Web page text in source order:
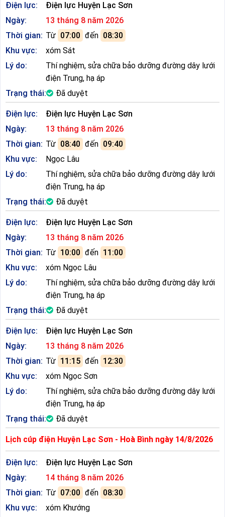
Điện lực:
Điện lực Huyện Lạc Sơn
Ngày:
13 tháng 8 năm 2026
Thời gian: Từ 07:00 đến 08:30
Khu vực:
xóm Sát
Lý do:
Thí nghiệm, sửa chữa bảo dưỡng đường dây lưới
điện Trung, hạ áp
Trạng thái:
Đã duyệt
Điện lực:
Điện lực Huyện Lạc Sơn
Ngày:
13 tháng 8 năm 2026
Thời gian: Từ 08:40 đến 09:40
Khu vực:
Ngọc Lâu
Lý do:
Thí nghiệm, sửa chữa bảo dưỡng đường dây lưới
điện Trung, hạ áp
Trạng thái:
Đã duyệt
Điện lực:
Điện lực Huyện Lạc Sơn
Ngày:
13 tháng 8 năm 2026
Thời gian: Từ 10:00 đến 11:00
Khu vực:
xóm Ngọc Lâu
Lý do:
Thí nghiệm, sửa chữa bảo dưỡng đường dây lưới
điện Trung, hạ áp
Trạng thái:
Đã duyệt
Điện lực:
Điện lực Huyện Lạc Sơn
Ngày:
13 tháng 8 năm 2026
Thời gian: Từ 11:15 đến 12:30
Khu vực:
xóm Ngọc Sơn
Lý do:
Thí nghiệm, sửa chữa bảo dưỡng đường dây lưới
điện Trung, hạ áp
Trạng thái:
Đã duyệt
Lịch cúp điện Huyện Lạc Sơn - Hoà Bình ngày 14/8/2026
Điện lực:
Điện lực Huyện Lạc Sơn
Ngày:
14 tháng 8 năm 2026
Thời gian: Từ 07:00 đến 08:30
Khu vực:
xóm Khướng